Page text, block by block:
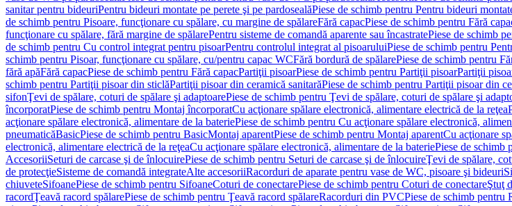
sanitar pentru bideuriPentru bideuri montate pe perete şi pe pardosealăPiese de schimb pentru Pentru bideuri
de schimb pentru Pisoare, funcţionare cu spălare, cu margine de spălareFără capacPiese de schimb pentru Fără
funcţionare cu spălare, fără margine de spălarePentru sisteme de comandă aparente sau încastratePiese de schimb
de schimb pentru Cu control integrat pentru pisoarPentru controlul integrat al pisoaruluiPiese de schimb pentru
schimb pentru Pisoar, funcţionare cu spălare, cu/pentru capac WCFără bordură de spălarePiese de schimb pentru
fără apăFără capacPiese de schimb pentru Fără capacPartiţii pisoarPiese de schimb pentru Partiţii pisoarPartiţii
schimb pentru Partiţii pisoar din sticlăPartiţii pisoar din ceramică sanitarăPiese de schimb pentru Partiţii pisoar din
sifonŢevi de spălare, coturi de spălare şi adaptoarePiese de schimb pentru Ţevi de spălare, coturi de spălare şi
încorporatPiese de schimb pentru Montaj încorporatCu acţionare spălare electronică, alimentare electrică de la reţea
acţionare spălare electronică, alimentare de la bateriePiese de schimb pentru Cu acţionare spălare electronică,
pneumaticăBasicPiese de schimb pentru BasicMontaj aparentPiese de schimb pentru Montaj aparentCu acţionare
electronică, alimentare electrică de la reţeaCu acţionare spălare electronică, alimentare de la bateriePiese de schimb
AccesoriiSeturi de carcase şi de înlocuirePiese de schimb pentru Seturi de carcase şi de înlocuireŢevi de spălare,
de protecţieSisteme de comandă integrateAlte accesoriiRacorduri de aparate pentru vase de WC, pisoare şi bideuri
chiuveteSifoanePiese de schimb pentru SifoaneCoturi de conectarePiese de schimb pentru Coturi de conectareŞtuţ
racordŢeavă racord spălarePiese de schimb pentru Ţeavă racord spălareRacorduri din PVCPiese de schimb pentru